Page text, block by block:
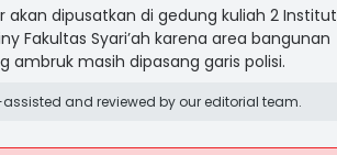
akan dipusatkan di gedung kuliah 2 Institut
Fakultas Syari’ah karena area bangunan
ambruk masih dipasang garis polisi.
and reviewed by our editorial team.